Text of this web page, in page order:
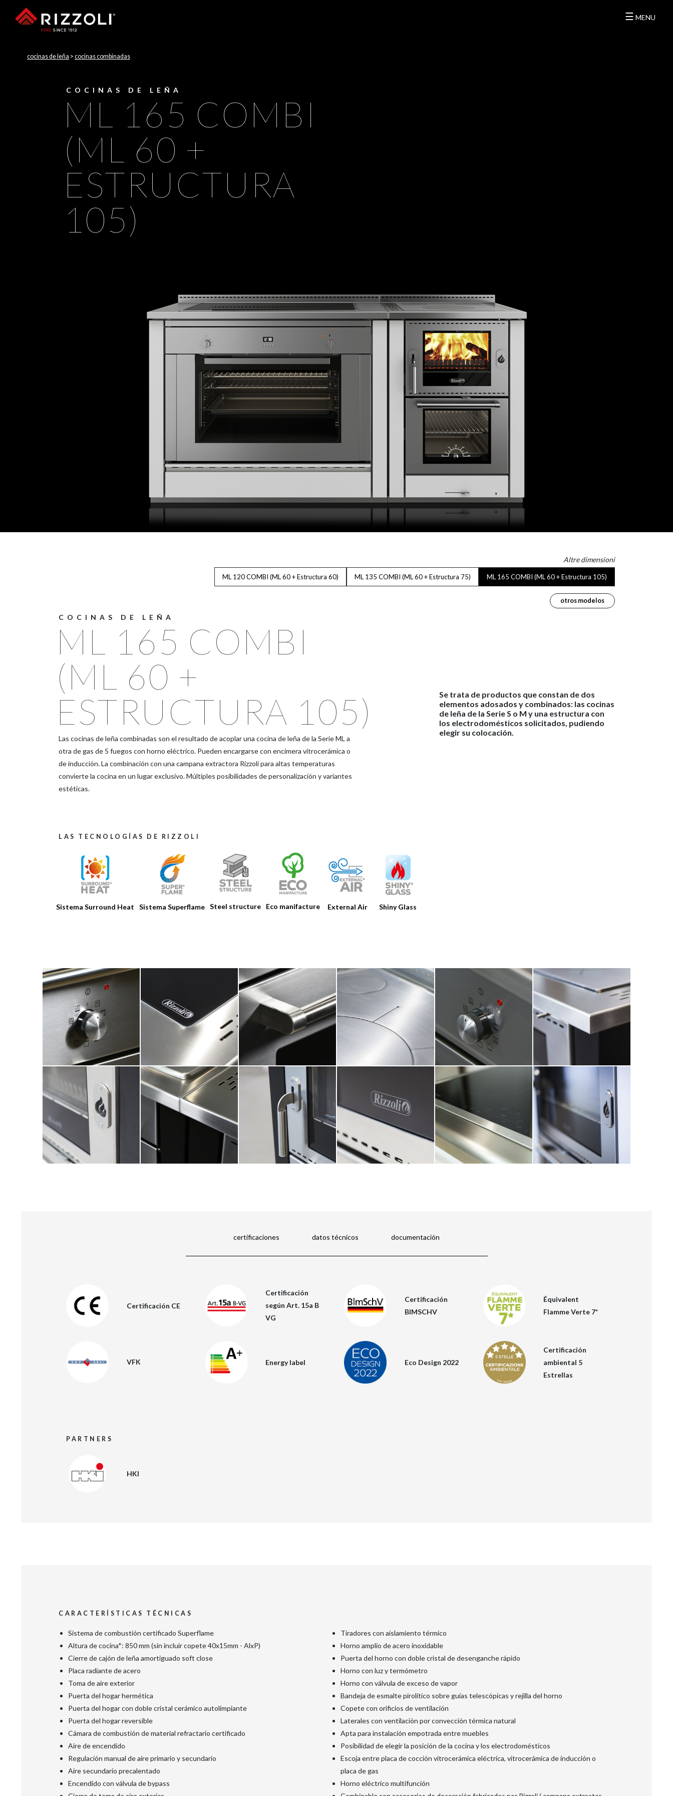
RIZZOLI
CUCINE
El poder del fuego
forjado por la pasión y la
tecnología
PRODUCTOS
CATÁLOGOS
HERRAMIENTAS
NOTICIAS
MEDIA
CONTACTOS
área reservada
☰ MENU
cocinas de leña > cocinas combinadas
COCINAS DE LEÑA
ML 165 COMBI
(ML 60 +
ESTRUCTURA
105)
Altre dimensioni
ML 120 COMBI (ML 60 + Estructura 60) ML 135 COMBI (ML 60 + Estructura 75) ML 165 COMBI (ML 60 + Estructura 105)
otros modelos
COCINAS DE LEÑA
ML 165 COMBI
(ML 60 +
ESTRUCTURA 105)
Las cocinas de leña combinadas son el resultado de acoplar una cocina de leña de la Serie ML a
otra de gas de 5 fuegos con horno eléctrico. Pueden encargarse con encimera vitrocerámica o
de inducción. La combinación con una campana extractora Rizzoli para altas temperaturas
convierte la cocina en un lugar exclusivo. Múltiples posibilidades de personalización y variantes
estéticas.
Se trata de productos que constan de dos
elementos adosados y combinados: las cocinas
de leña de la Serie S o M y una estructura con
los electrodomésticos solicitados, pudiendo
elegir su colocación.
LAS TECNOLOGÍAS DE RIZZOLI
Sistema Surround Heat Sistema Superflame Steel structure Eco manifacture External Air Shiny Glass
certificaciones datos técnicos documentación
Certificación CE
Certificación
según Art. 15a B
VG
Certificación
BIMSCHV
Équivalent
Flamme Verte 7*
VFK Energy label Eco Design 2022
Certificación
ambiental 5
Estrellas
PARTNERS
HKI
CARACTERÍSTICAS TÉCNICAS
Sistema de combustión certificado Superflame
Altura de cocina*: 850 mm (sin incluir copete 40x15mm - AlxP)
Cierre de cajón de leña amortiguado soft close
Placa radiante de acero
Toma de aire exterior
Puerta del hogar hermética
Puerta del hogar con doble cristal cerámico autolimpiante
Puerta del hogar reversible
Cámara de combustión de material refractario certificado
Aire de encendido
Regulación manual de aire primario y secundario
Aire secundario precalentado
Encendido con válvula de bypass
Tiradores con aislamiento térmico
Horno amplio de acero inoxidable
Puerta del horno con doble cristal de desenganche rápido
Horno con luz y termómetro
Horno con válvula de exceso de vapor
Bandeja de esmalte pirolítico sobre guías telescópicas y rejilla del horno
Copete con orificios de ventilación
Laterales con ventilación por convección térmica natural
Apta para instalación empotrada entre muebles
Posibilidad de elegir la posición de la cocina y los electrodomésticos
Escoja entre placa de cocción vitrocerámica eléctrica, vitrocerámica de inducción o
placa de gas
Horno eléctrico multifunción